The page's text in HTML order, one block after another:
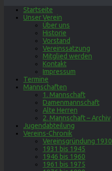
Startseite
Unser Verein
Über uns
Historie
Vorstand
Vereinssatzung
Mitglied werden
Kontakt
Impressum
Termine
Mannschaften
1. Mannschaft
Damenmannschaft
Alte Herren
2. Mannschaft – Archiv
Jugendabteilung
Vereins-Chronik
Vereinsgründung 1930
1931 bis 1945
1946 bis 1960
1961 bis 1975